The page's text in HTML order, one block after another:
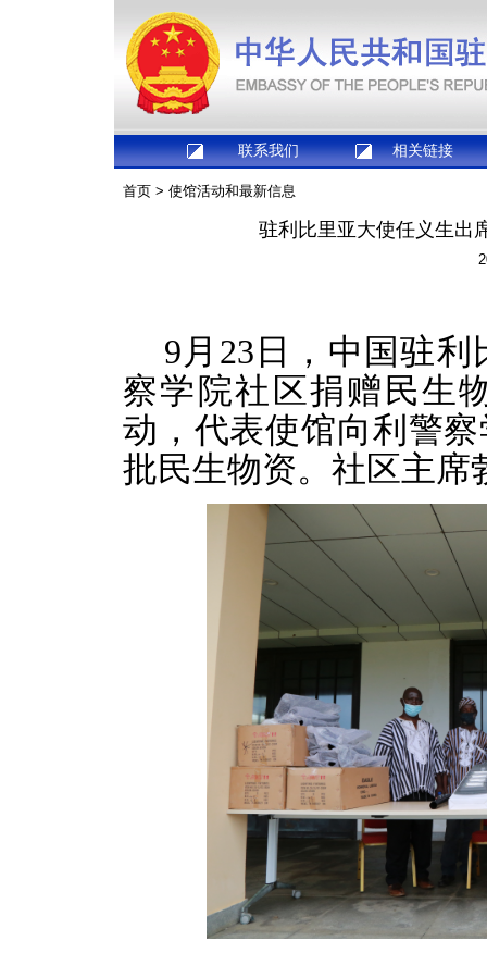
联系我们 相关链接
首页 > 使馆活动和最新信息
驻利比里亚大使任义生出
9月23日，中国驻
察学院社区捐赠民生
动，代表使馆向利警
批民生物资。社区主席